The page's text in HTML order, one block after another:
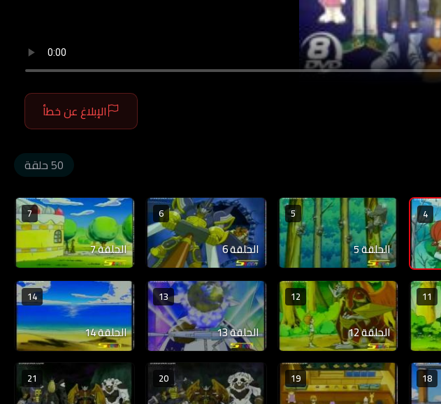
الإبلاغ عن خطأ
50 حلقة
4
5
الحلقة 5
6
الحلقة 6
7
الحلقة 7
11
12
الحلقة 12
13
الحلقة 13
14
الحلقة 14
18
19
20
21